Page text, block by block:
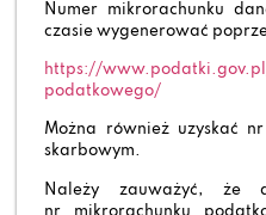
Numer mikrorachunku
czasie wygenerować
https://
podatkowego/
Można również uzyskać
skarbowym.
Należy zauważyć, że
nr mikrorachunku